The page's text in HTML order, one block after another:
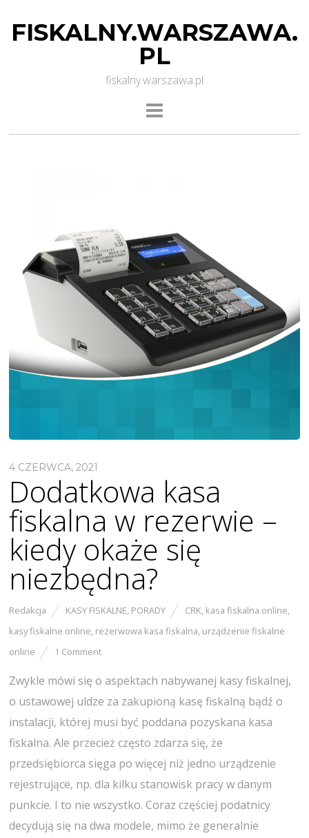
FISKALNY.WARSZAWA.
PL
fiskalny.warszawa.pl
4 CZERWCA, 2021
Dodatkowa kasa
fiskalna w rezerwie –
kiedy okaże się
niezbędna?
Redakcja KASY FISKALNE, PORADY CRK, kasa fiskalna online,
kasy fiskalne online, rezerwowa kasa fiskalna, urządzenie fiskalne
online
1 Comment
Zwykle mówi się o aspektach nabywanej kasy fiskalnej,
o ustawowej uldze za zakupioną kasę fiskalną bądź o
instalacji, której musi być poddana pozyskana kasa
fiskalna. Ale przecież często zdarza się, że
przedsiębiorca sięga po więcej niż jedno urządzenie
rejestrujące, np. dla kilku stanowisk pracy w danym
punkcie. I to nie wszystko. Coraz częściej podatnicy
decydują się na dwa modele, mimo że generalnie